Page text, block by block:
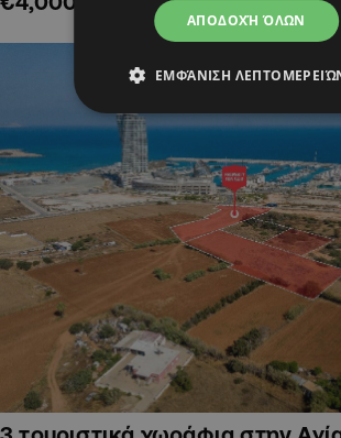
ΑΠΟΔΟΧΉ ΌΛΩΝ
ΕΜΦΆΝΙΣΗ